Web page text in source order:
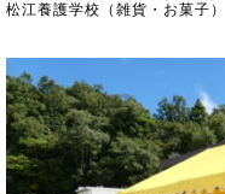
松江養護学校（雑貨・お菓子）